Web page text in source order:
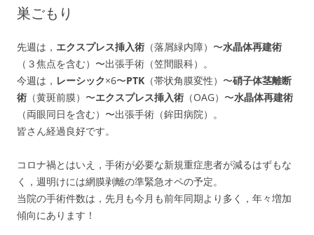
巣ごもり
先週は， エクスプレス挿入術 （落屑緑内障）〜水晶体再建術
（３焦点を含む）〜出張手術（笠間眼科）。
今週は， レーシック×6〜PTK （帯状角膜変性）〜硝子体茎離断
術 （黄斑前膜）〜エクスプレス挿入術 （OAG）〜水晶体再建術
（両眼同日を含む）〜出張手術（鉾田病院）。
皆さん経過良好です。
コロナ禍とはいえ，手術が必要な新規重症患者が減るはずもな
く，週明けには網膜剥離の準緊急オペの予定。
当院の手術件数は，先月も今月も前年同期より多く，年々増加
傾向にあります！